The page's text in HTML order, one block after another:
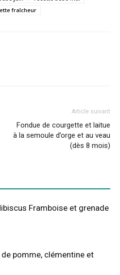
fraîcheur
Article suivant
Fondue de courgette et laitue
à la semoule d’orge et au veau
(dès 8 mois)
Framboise et grenade
pomme, clémentine et